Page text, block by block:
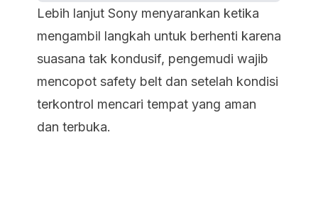
Lebih lanjut Sony menyarankan ketika
mengambil langkah untuk berhenti karena
suasana tak kondusif, pengemudi wajib
mencopot safety belt dan setelah kondisi
terkontrol mencari tempat yang aman
dan terbuka.